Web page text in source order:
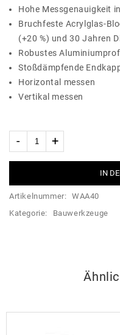
Hohe Messgenauigkeit
Bruchfeste Acrylglas-
(+20 %) und 30 Jahren
Robustes
Stoßdämpfende
Horizontal messen
Vertikal messen
IN
Artikelnummer: WAA40
Kategorie:
Bauwerkzeuge